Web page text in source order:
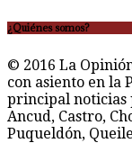
¿Quiénes somos?
© 2016 La
con asiento en la
principal noticias
Ancud, Castro,
Puqueldón,